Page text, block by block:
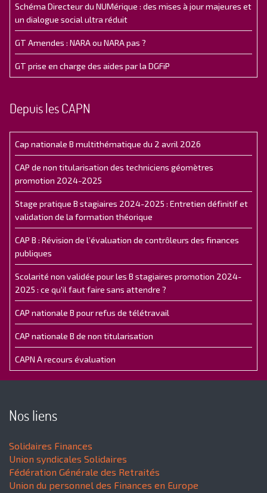
Schéma Directeur du NUMérique : des mises à jour majeures et
un dialogue social ultra réduit
GT Amendes : NARA ou NARA pas ?
GT prise en charge des aides par la DGFiP
Depuis les CAPN
Cap nationale B multithématique du 2 avril 2026
CAP de non titularisation des techniciens géomètres
promotion 2024-2025
Stage pratique B stagiaires 2024-2025 : Entretien définitif et
validation de la formation théorique
CAP B : Révision de l’évaluation de contrôleurs des finances
publiques
Scolarité non validée pour les B stagiaires promotion 2024-
2025 : ce qu'il faut faire sans attendre ?
CAP nationale B pour refus de télétravail
CAP nationale B de non titularisation
CAPN A recours évaluation
Nos liens
Solidaires Finances
Union syndicales Solidaires
Fédération Générale des Retraités
Union du personnel des Finances en Europe